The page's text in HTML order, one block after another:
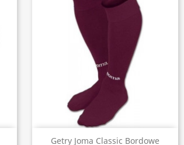
Getry Joma Classic Bordowe
Szybki podgląd